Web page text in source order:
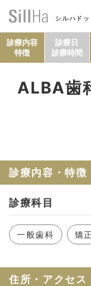
シルハドッ
診療内容
特徴
診療日
診療時間
ALBA歯
診療内容・特徴
診療科目
一般歯科 矯
住所・アクセス